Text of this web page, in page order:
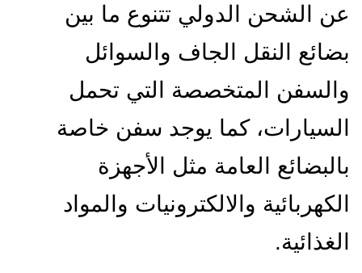
عن الشحن الدولي تتنوع ما بين
بضائع النقل الجاف والسوائل
والسفن المتخصصة التي تحمل
السيارات، كما يوجد سفن خاصة
بالبضائع العامة مثل الأجهزة
الكهربائية والالكترونيات والمواد
الغذائية.